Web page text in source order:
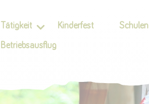
Tätigkeit Kinderfest Schulen
Betriebsausflug